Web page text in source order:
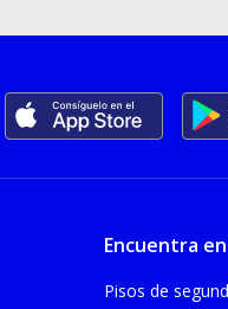
Encuentra
Pisos de